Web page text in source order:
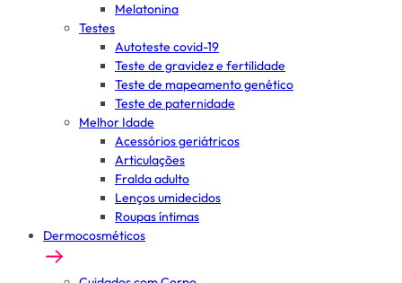
Melatonina
Testes
Autoteste covid-19
Teste de gravidez e fertilidade
Teste de mapeamento genético
Teste de paternidade
Melhor Idade
Acessórios geriátricos
Articulações
Fralda adulto
Lenços umidecidos
Roupas íntimas
Dermocosméticos